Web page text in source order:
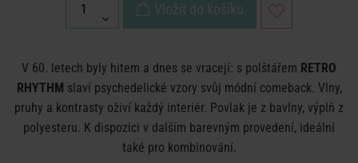
Vložit do košíku
V 60. letech byly hitem a dnes se vracejí: s polštářem RETRO
RHYTHM slaví psychedelické vzory svůj módní comeback. Vlny,
pruhy a kontrasty oživí každý interiér. Povlak je z bavlny, výplň z
polyesteru. K dispozici v dalším barevným provedení, ideální
také pro kombinování.